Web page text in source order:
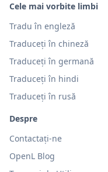
Cele mai vorbite limbi
Tradu în engleză
Traduceți în chineză
Traduceți în germană
Traduceți în hindi
Traduceți în rusă
Despre
Contactați-ne
OpenL Blog